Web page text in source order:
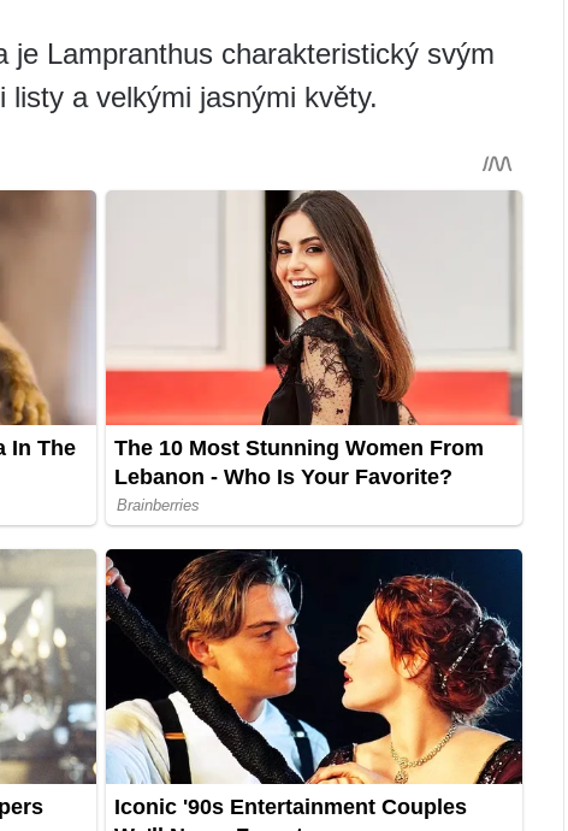
je Lampranthus charakteristický svým
a velkými jasnými květy.